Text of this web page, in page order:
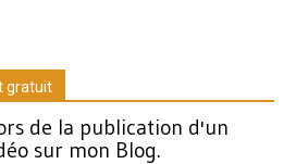
gratuit
de la publication d'un
sur mon Blog.